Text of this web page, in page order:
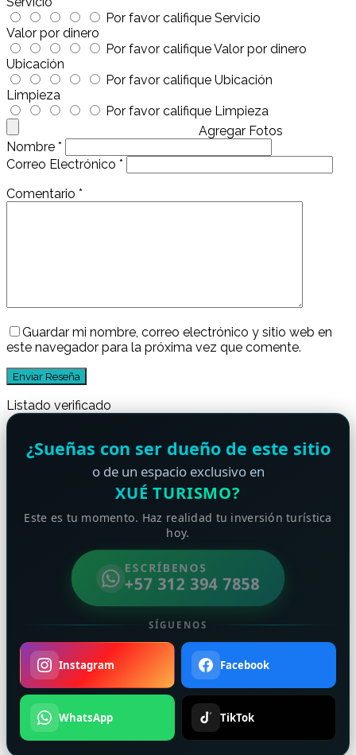
Por favor califique Servicio
Valor por dinero
Por favor califique Valor por dinero
Ubicación
Por favor califique Ubicación
Limpieza
Por favor califique Limpieza
Agregar Fotos
Nombre *
Correo Electrónico *
Comentario *
Guardar mi nombre, correo electrónico y sitio web en
este navegador para la próxima vez que comente.
Listado verificado
¿Sueñas con ser dueño de este sitio
o de un espacio exclusivo en
XUÉ TURISMO?
Este es tu momento. Haz realidad tu inversión turística
hoy.
ESCRÍBENOS
+57 312 394 7858
SÍGUENOS
Instagram Facebook
WhatsApp TikTok